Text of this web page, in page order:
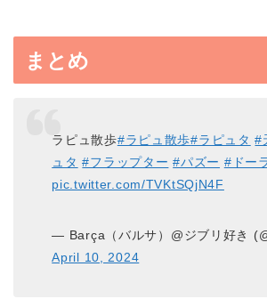
まとめ
ラピュ散歩#ラピュ散歩#ラピュタ #
ュタ #フラップター #パズー #ドー
pic.twitter.com/TVKtSQjN4F
— Barça（バルサ）@ジブリ好き
April 10, 2024